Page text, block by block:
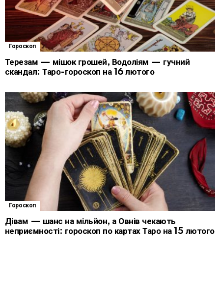
Гороскоп
Терезам — мішок грошей, Водоліям — гучний
скандал: Таро-гороскоп на 16 лютого
Гороскоп
Дівам — шанс на мільйон, а Овнів чекають
неприємності: гороскоп по картах Таро на 15 лютого